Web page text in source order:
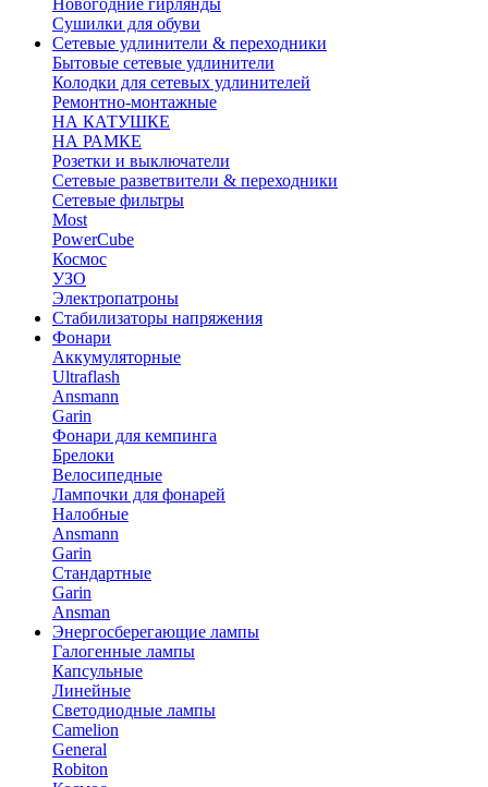
Новогодние гирлянды
Сушилки для обуви
Сетевые удлинители & переходники
Бытовые сетевые удлинители
Колодки для сетевых удлинителей
Ремонтно-монтажные
НА КАТУШКЕ
НА РАМКЕ
Розетки и выключатели
Сетевые разветвители & переходники
Сетевые фильтры
Most
PowerCube
Космос
УЗО
Электропатроны
Стабилизаторы напряжения
Фонари
Аккумуляторные
Ultraflash
Ansmann
Garin
Фонари для кемпинга
Брелоки
Велосипедные
Лампочки для фонарей
Налобные
Ansmann
Garin
Стандартные
Garin
Ansman
Энергосберегающие лампы
Галогенные лампы
Капсульные
Линейные
Светодиодные лампы
Camelion
General
Robiton